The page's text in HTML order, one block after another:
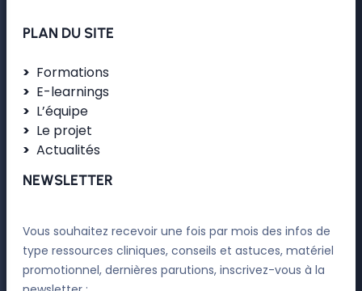
PLAN DU SITE
Formations
E-learnings
L’équipe
Le projet
Actualités
NEWSLETTER
Vous souhaitez recevoir une fois par mois des infos de
type ressources cliniques, conseils et astuces, matériel
promotionnel, dernières parutions, inscrivez-vous à la